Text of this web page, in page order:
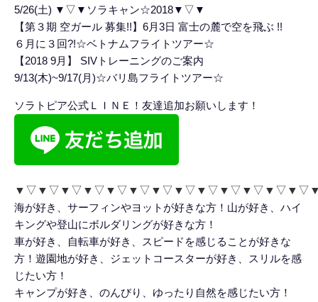
5/26(土) ▼▽▼ソラキャン☆2018▼▽▼
【第３期 空ガール 募集!!】6月3日 富士の麓で空を飛ぶ !!
６月に３回?!☆ベトナムフライトツアー☆
【2018 9月】 SIVトレーニングのご案内
9/13(木)~9/17(月)☆バリ島フライトツアー☆
ソラトピア公式ＬＩＮＥ！友達追加お願いします！
海が好き、サーフィンやヨットが好きな方！山が好き、ハイ
キングや登山にボルダリングが好きな方！
車が好き、自転車が好き、スピードを感じることが好きな
方！遊園地が好き、ジェットコースターが好き、スリルを感
じたい方！
キャンプが好き、のんびり、ゆったり自然を感じたい方！